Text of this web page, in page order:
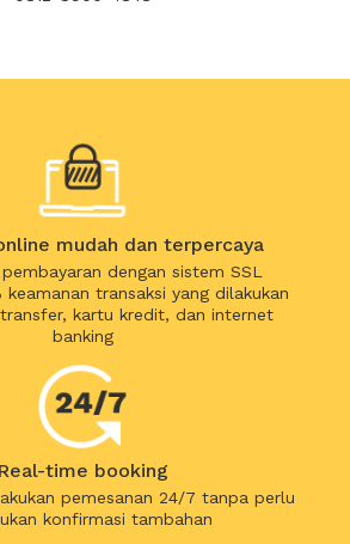
mudah dan terpercaya
dengan sistem SSL
keamanan transaksi yang dilakukan
kartu kredit, dan internet
banking
Real-time booking
pemesanan 24/7 tanpa perlu
konfirmasi tambahan